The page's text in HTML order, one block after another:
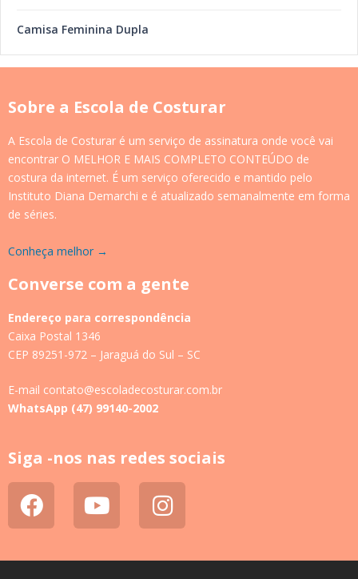
Camisa Feminina Dupla
Sobre a Escola de Costurar
A Escola de Costurar é um serviço de assinatura onde você vai
encontrar O MELHOR E MAIS COMPLETO CONTEÚDO de
costura da internet. É um serviço oferecido e mantido pelo
Instituto Diana Demarchi e é atualizado semanalmente em forma
de séries.
Conheça melhor →
Converse com a gente
Endereço para correspondência
Caixa Postal 1346
CEP 89251-972 – Jaraguá do Sul – SC
E-mail contato@escoladecosturar.com.br
WhatsApp (47) 99140-2002
Siga -nos nas redes sociais